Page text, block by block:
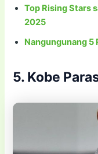
Top Rising Stars
2025
Nangungunang 5
5. Kobe